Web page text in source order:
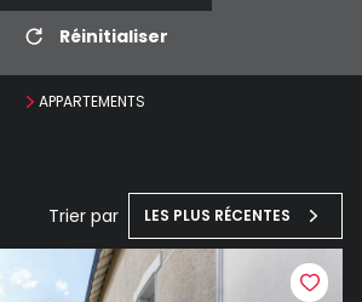
Réinitialiser
APPARTEMENTS
Trier par LES PLUS RÉCENTES